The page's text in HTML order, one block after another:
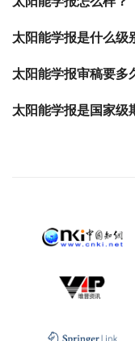
太阳能学报是什么级
太阳能学报审稿要多
太阳能学报是国家级